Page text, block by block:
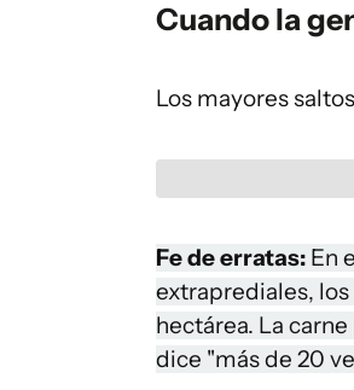
Cuando la
Los mayores
Fe de erratas: En
extraprediales, los
hectárea. La
dice "más de 20